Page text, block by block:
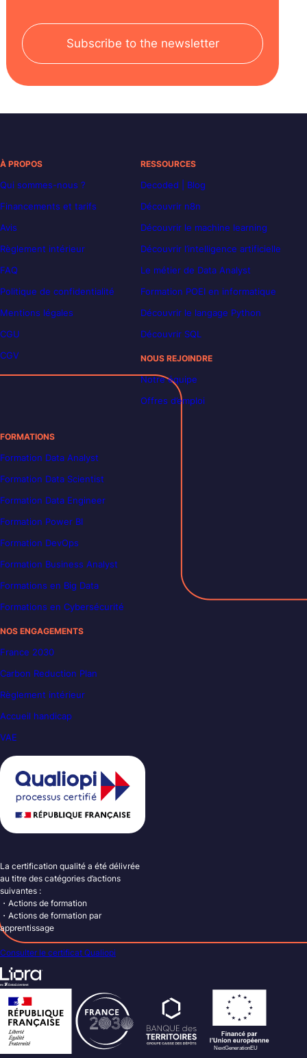
Subscribe to the newsletter
À PROPOS
Qui sommes-nous ?
Financements et tarifs
Avis
Règlement intérieur
FAQ
Politique de confidentialité
Mentions légales
CGU
CGV
RESSOURCES
Decoded | Blog
Découvrir n8n
Découvrir le machine learning
Découvrir l’intelligence artificielle
Le métier de Data Analyst
Formation POEI en informatique
Découvrir le langage Python
Découvrir SQL
NOUS REJOINDRE
Notre équipe
Offres d’emploi
FORMATIONS
Formation Data Analyst
Formation Data Scientist
Formation Data Engineer
Formation Power BI
Formation DevOps
Formation Business Analyst
Formations en Big Data
Formations en Cybersécurité
NOS ENGAGEMENTS
France 2030
Carbon Reduction Plan
Règlement intérieur
Accueil handicap
VAE
La certification qualité a été délivrée
au titre des catégories d’actions
suivantes :
・Actions de formation
・Actions de formation par
apprentissage
Consulter le certificat Qualiopi